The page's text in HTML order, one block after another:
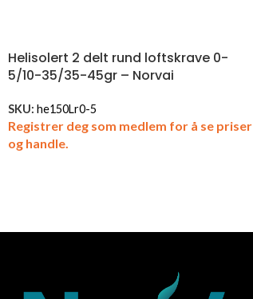
Helisolert 2 delt rund loftskrave 0-
5/10-35/35-45gr – Norvai
SKU: he150Lr0-5
Registrer deg som medlem for å se priser
og handle.